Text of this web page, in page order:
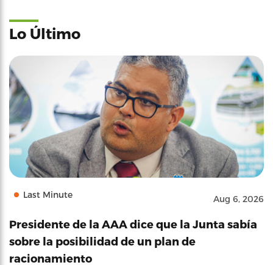
Lo Último
Last Minute Aug 6, 2026
Presidente de la AAA dice que la Junta sabía
sobre la posibilidad de un plan de
racionamiento